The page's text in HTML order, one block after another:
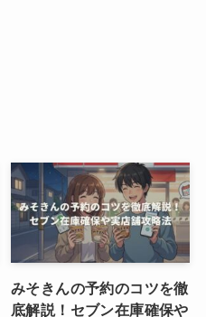
みそきんの予約のコツを徹
底解説！セブン在庫確保や